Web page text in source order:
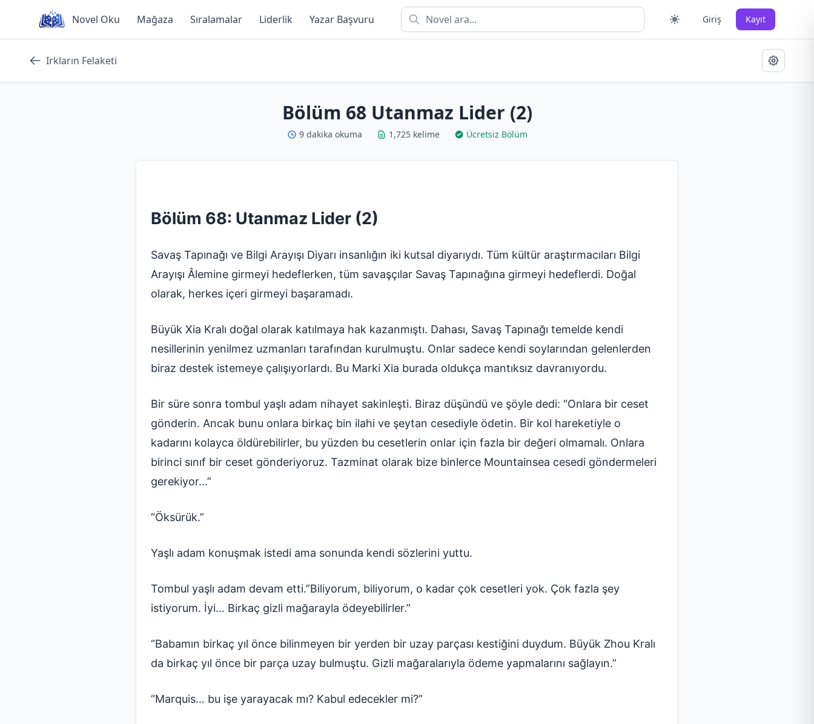
content
Novel Oku Mağaza Sıralamalar Liderlik Yazar Başvuru Giriş Kayıt
Irkların Felaketi
Bölüm 68 Utanmaz Lider (2)
9 dakika okuma 1,725 kelime Ücretsiz Bölüm
Bölüm 68: Utanmaz Lider (2)
Savaş Tapınağı ve Bilgi Arayışı Diyarı insanlığın iki kutsal diyarıydı. Tüm kültür araştırmacıları Bilgi
Arayışı Âlemine girmeyi hedeflerken, tüm savaşçılar Savaş Tapınağına girmeyi hedeflerdi. Doğal
olarak, herkes içeri girmeyi başaramadı.
Büyük Xia Kralı doğal olarak katılmaya hak kazanmıştı. Dahası, Savaş Tapınağı temelde kendi
nesillerinin yenilmez uzmanları tarafından kurulmuştu. Onlar sadece kendi soylarından gelenlerden
biraz destek istemeye çalışıyorlardı. Bu Marki Xia burada oldukça mantıksız davranıyordu.
Bir süre sonra tombul yaşlı adam nihayet sakinleşti. Biraz düşündü ve şöyle dedi: “Onlara bir ceset
gönderin. Ancak bunu onlara birkaç bin ilahi ve şeytan cesediyle ödetin. Bir kol hareketiyle o
kadarını kolayca öldürebilirler, bu yüzden bu cesetlerin onlar için fazla bir değeri olmamalı. Onlara
birinci sınıf bir ceset gönderiyoruz. Tazminat olarak bize binlerce Mountainsea cesedi göndermeleri
gerekiyor…”
“Öksürük.”
Yaşlı adam konuşmak istedi ama sonunda kendi sözlerini yuttu.
Tombul yaşlı adam devam etti.”Biliyorum, biliyorum, o kadar çok cesetleri yok. Çok fazla şey
istiyorum. İyi… Birkaç gizli mağarayla ödeyebilirler.”
“Babamın birkaç yıl önce bilinmeyen bir yerden bir uzay parçası kestiğini duydum. Büyük Zhou Kralı
da birkaç yıl önce bir parça uzay bulmuştu. Gizli mağaralarıyla ödeme yapmalarını sağlayın.”
“Marquis… bu işe yarayacak mı? Kabul edecekler mi?”